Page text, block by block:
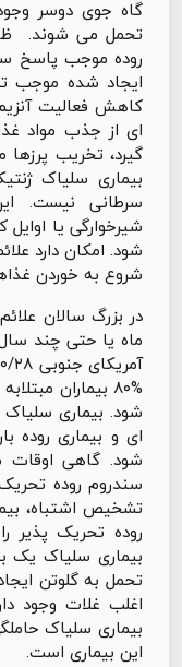
گاه جوی دوسر
تحمل می شوند.
روده موجب پاسخ
کاهش فعالیت
ای از جذب مواد
گیرد، تخریب
بیماری سلیاک
سرطانی نیست.
شیرخوارگی یا
شود. امکان دارد
شروع به خوردن
در بزرگ سالان
ماه یا حتی چند
%۸۰ بیماران
شود. بیماری
ای و بیماری
شود. گاهی اوقات
سندروم روده
تشخیص اشتباه،
روده تحریک پذیر
بیماری سلیاک یک
تحمل به گلوتن
اغلب غلات وجود
بیماری سلیاک
این بیماری است.